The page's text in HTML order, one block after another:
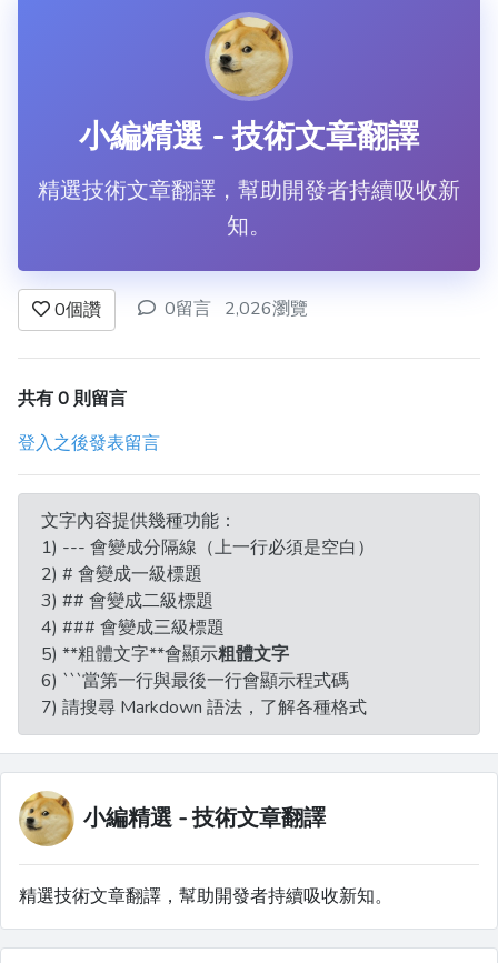
小編精選 - 技術文章翻譯
精選技術文章翻譯，幫助開發者持續吸收新
知。
0個讚 0留言 2,026瀏覽
共有 0 則留言
登入之後發表留言
文字內容提供幾種功能：
1) --- 會變成分隔線（上一行必須是空白）
2) # 會變成一級標題
3) ## 會變成二級標題
4) ### 會變成三級標題
5) **粗體文字**會顯示粗體文字
6) ```當第一行與最後一行會顯示程式碼
7) 請搜尋 Markdown 語法，了解各種格式
小編精選 - 技術文章翻譯
精選技術文章翻譯，幫助開發者持續吸收新知。